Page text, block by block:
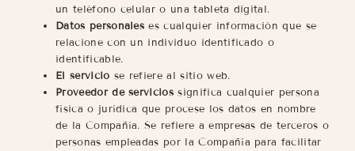
un teléfono celular o una tableta digital.
Datos personales es cualquier información que se
relacione con un individuo identificado o
identificable.
El servicio se refiere al sitio web.
Proveedor de servicios significa cualquier persona
física o jurídica que procese los datos en nombre
de la Compañía. Se refiere a empresas de terceros o
personas empleadas por la Compañía para facilitar